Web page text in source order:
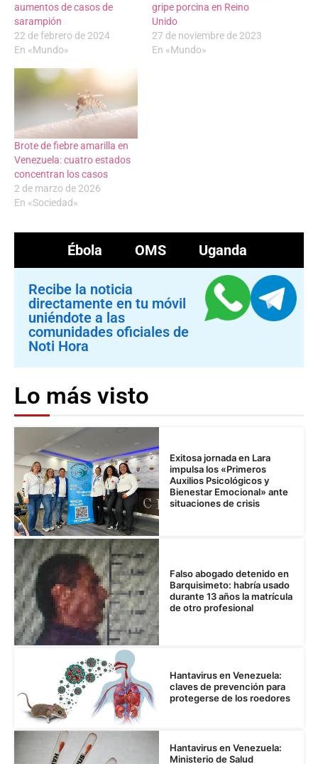
aumentos de casos de
sarampión
22 de febrero de 2024
En «Mundo»
gripe porcina en Reino
Unido
27 de noviembre de 2023
En «Mundo»
Brote de fiebre amarilla en
Venezuela: cuatro estados
concentran los casos
2 de marzo de 2026
En «Sociedad»
Ébola OMS Uganda
Recibe la noticia
directamente en tu móvil
uniéndote a las
comunidades oficiales de
Noti Hora
Lo más visto
Exitosa jornada en Lara
impulsa los «Primeros
Auxilios Psicológicos y
Bienestar Emocional» ante
situaciones de crisis
Falso abogado detenido en
Barquisimeto: habría usado
durante 13 años la matrícula
de otro profesional
Hantavirus en Venezuela:
claves de prevención para
protegerse de los roedores
Hantavirus en Venezuela:
Ministerio de Salud